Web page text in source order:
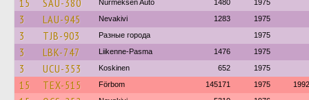
15 SAU-380 Nurmeksen Auto 1480 1975
3 LAU-945 Nevakivi 1283 1975
3 TJB-903 Разные города 1975
3 LBK-747 Liikenne-Pasma 1476 1975
3 UCU-353 Koskinen 652 1975
15 TEX-515 Förbom 145171 1975 1992